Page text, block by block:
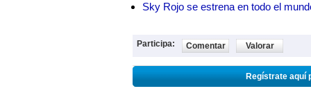
Sky Rojo se estrena en todo el
Participa: Comentar Valorar
Regístrate aquí